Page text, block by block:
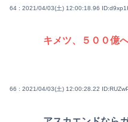
64 : 2021/04/03(土) 12:00:18.96
キメツ、５００億
66 : 2021/04/03(土) 12:00:28.22